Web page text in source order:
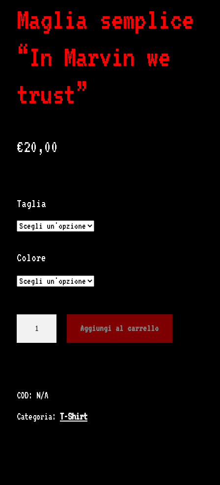
Maglia semplice
“In Marvin we
trust”
€20,00
Taglia
Colore
Maglia
semplice
Aggiungi al carrello
COD: N/A
Categoria: T-Shirt